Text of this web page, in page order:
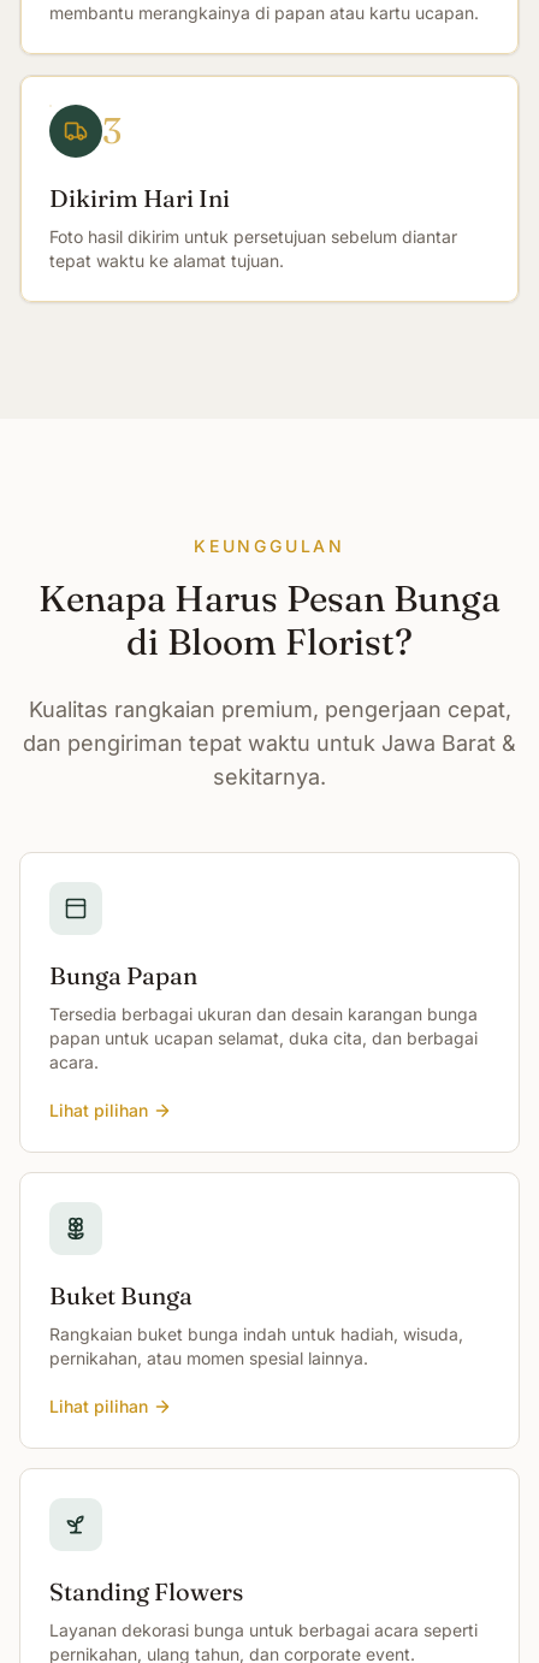
membantu merangkainya di papan atau kartu ucapan.
3
Dikirim Hari Ini
Foto hasil dikirim untuk persetujuan sebelum diantar
tepat waktu ke alamat tujuan.
KEUNGGULAN
Kenapa Harus Pesan Bunga
di Bloom Florist?
Kualitas rangkaian premium, pengerjaan cepat,
dan pengiriman tepat waktu untuk Jawa Barat &
sekitarnya.
Bunga Papan
Tersedia berbagai ukuran dan desain karangan bunga
papan untuk ucapan selamat, duka cita, dan berbagai
acara.
Lihat pilihan
Buket Bunga
Rangkaian buket bunga indah untuk hadiah, wisuda,
pernikahan, atau momen spesial lainnya.
Lihat pilihan
Standing Flowers
Layanan dekorasi bunga untuk berbagai acara seperti
pernikahan, ulang tahun, dan corporate event.